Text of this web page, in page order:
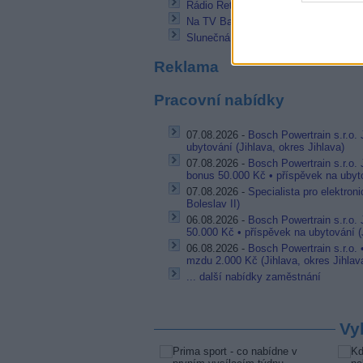
Rádio Retro připomíná rok 1990 a
Na TV Barrandov skončil pořad
Slunečná s milionem diváků zvítězila
Reklama
Pracovní nabídky
07.08.2026 - Bosch Powertrain s.r.o.
ubytování (Jihlava, okres Jihlava)
07.08.2026 - Bosch Powertrain s.r.o.
bonus 50.000 Kč • příspěvek na
07.08.2026 - Specialista pro
Boleslav II)
06.08.2026 - Bosch Powertrain s.r.o.
50.000 Kč • příspěvek na ubytování
06.08.2026 - Bosch Powertrain s.r.o.
mzdu 2.000 Kč (Jihlava, okres
... další nabídky zaměstnání